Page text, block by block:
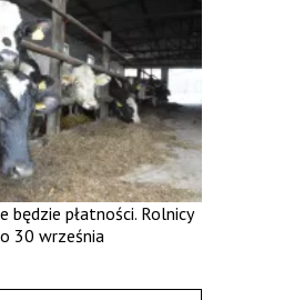
będzie płatności. Rolnicy
30 września